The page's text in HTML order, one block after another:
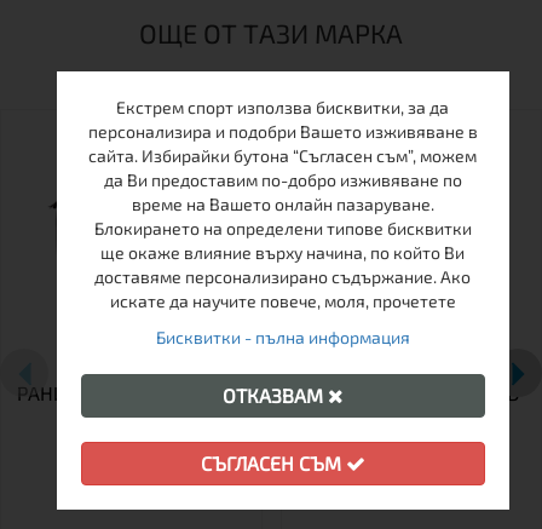
ОЩЕ ОТ ТАЗИ МАРКА
РАНИЦА TАШЕВ TRACKER
45
РАНИЦА ТАШЕВ NOMAD
80+15
Екстрем спорт използва бисквитки, за да
персонализира и подобри Вашето изживяване в
сайта. Избирайки бутона “Съгласен съм”, можем
да Ви предоставим по-добро изживяване по
време на Вашето онлайн пазаруване.
Блокирането на определени типове бисквитки
ще окаже влияние върху начина, по който Ви
доставяме персонализирано съдържание. Ако
искате да научите повече, моля, прочетете
Бисквитки - пълна информация
ОТКАЗВАМ
СЪГЛАСЕН СЪМ